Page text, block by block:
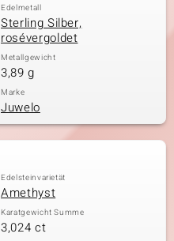
Edelmetall
Sterling Silber,
rosévergoldet
Metallgewicht
3,89 g
Marke
Juwelo
Edelsteinvarietät
Amethyst
Karatgewicht Summe
3,024 ct